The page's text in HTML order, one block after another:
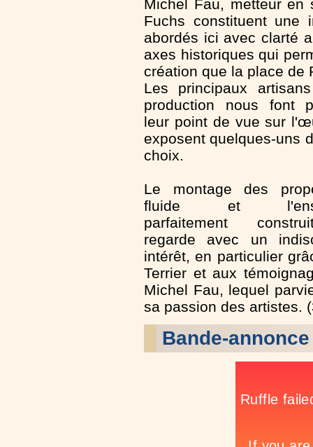
Michel Fau, metteur
Fuchs constituent une
abordés ici avec clarté
axes historiques qui
création que la place de
Les principaux
production nous font
leur point de vue sur
exposent quelques-uns
choix.
Le montage des
fluide et
parfaitement
regarde avec un
intérêt, en particulier
Terrier et aux
Michel Fau, lequel
sa passion des artistes.
Bande-